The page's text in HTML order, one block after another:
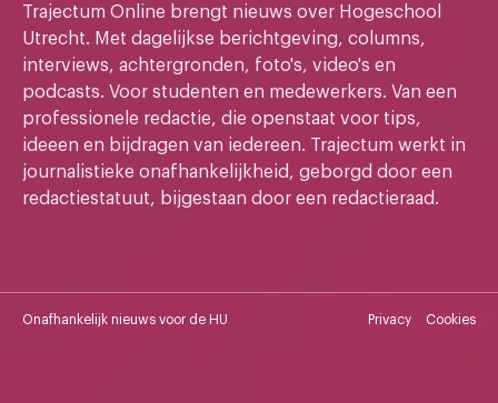
Trajectum Online brengt nieuws over Hogeschool
Utrecht. Met dagelijkse berichtgeving, columns,
interviews, achtergronden, foto's, video's en
podcasts. Voor studenten en medewerkers. Van een
professionele redactie, die openstaat voor tips,
ideeen en bijdragen van iedereen. Trajectum werkt in
journalistieke onafhankelijkheid, geborgd door een
redactiestatuut, bijgestaan door een redactieraad.
Onafhankelijk nieuws voor de HU Privacy Cookies